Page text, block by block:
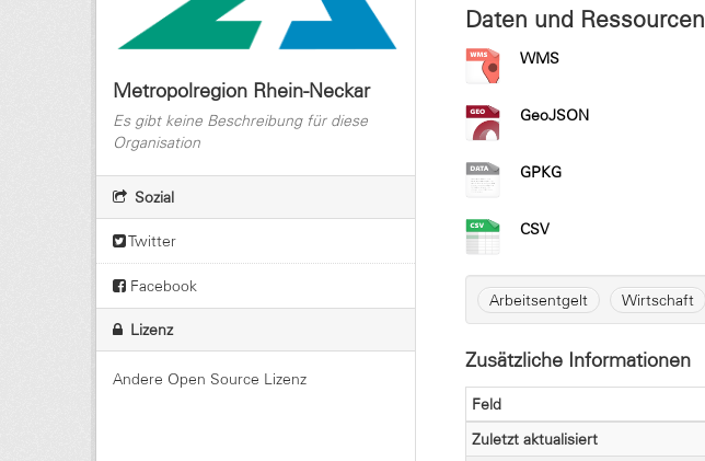
Metropolregion Rhein-Neckar
Es gibt keine Beschreibung für diese
Organisation
Sozial
Twitter
Facebook
Lizenz
Andere Open Source Lizenz
Daten und Ressourcen
WMS
GeoJSON
GPKG
CSV
Arbeitsentgelt Wirtschaft
Zusätzliche Informationen
Feld
Zuletzt aktualisiert